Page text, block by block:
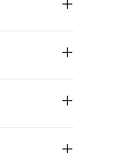
6 darbo
iki